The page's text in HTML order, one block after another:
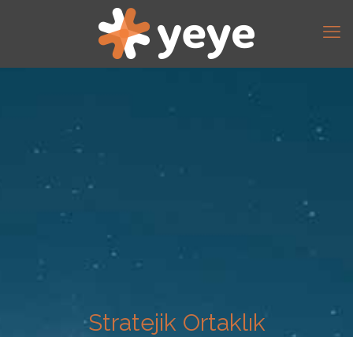
Stratejik Ortaklık